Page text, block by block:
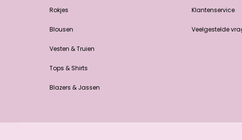
Rokjes
Blousen
Vesten & Truien
Tops & Shirts
Blazers & Jassen
Klantenservice
Veelgestelde